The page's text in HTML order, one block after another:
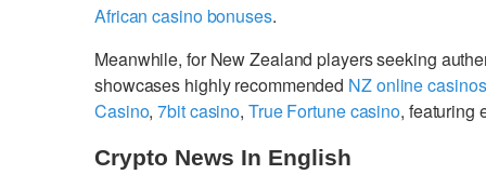
African casino bonuses.
Meanwhile, for New Zealand players seeking
showcases highly recommended NZ online casinos
Casino,7bit casino, True Fortune casino, featuring
Crypto News In English